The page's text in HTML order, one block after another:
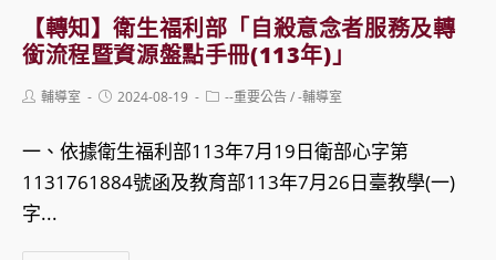
探
索
長
工
作
坊
Q&A
短
音
創
作
學
年
第
1
學
【轉知】衛生福利部「自殺意念者服務及轉
銜流程暨資源盤點手冊(113年)」
Post輔導室
Post2024-08-19
Post--重要公告/-輔導室
一、依據衛生福利部113年7月19日衛部心字第
1131761884號函及教育部113年7月26日臺教學(一)
字...